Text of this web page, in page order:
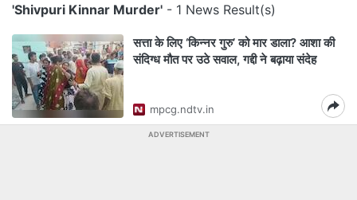
'Shivpuri Kinnar Murder' - 1 News Result(s)
सत्ता के लिए ‘किन्नर गुरु’ को मार डाला? आशा की
संदिग्ध मौत पर उठे सवाल, गद्दी ने बढ़ाया संदेह
mpcg.ndtv.in
ADVERTISEMENT